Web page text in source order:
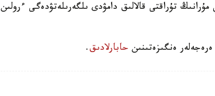
تۇراقتى قالالىق دامۋدى ىلگەرىلەتۋدەگى ءرولىن
ەنگىزەتىنىن حابارلادىق.